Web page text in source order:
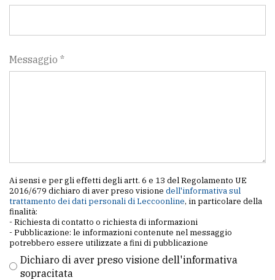
Messaggio *
Ai sensi e per gli effetti degli artt. 6 e 13 del Regolamento UE
2016/679 dichiaro di aver preso visione dell'informativa sul
trattamento dei dati personali di Leccoonline, in particolare della
finalità:
- Richiesta di contatto o richiesta di informazioni
- Pubblicazione: le informazioni contenute nel messaggio
potrebbero essere utilizzate a fini di pubblicazione
Dichiaro di aver preso visione dell'informativa
sopracitata